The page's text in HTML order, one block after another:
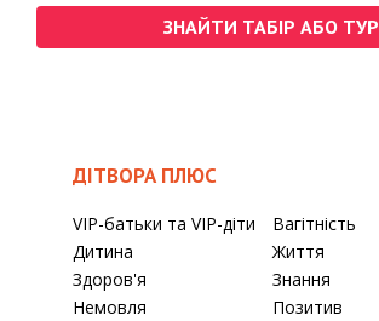
ЗНАЙТИ ТАБІР АБО ТУР
ДІТВОРА ПЛЮС
VIP-батьки та VIP-діти
Вагітність
Дитина
Життя
Здоров'я
Знання
Немовля
Позитив